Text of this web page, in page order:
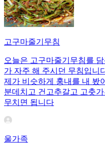
고구마줄기무침
오늘은 고구마줄기무침를
가 자주 해 주시던 무침입니
제가 비슷하게 훙내를 내 봤
분데치고 건고추갈고 고춧
무치면 됩니다
울가족